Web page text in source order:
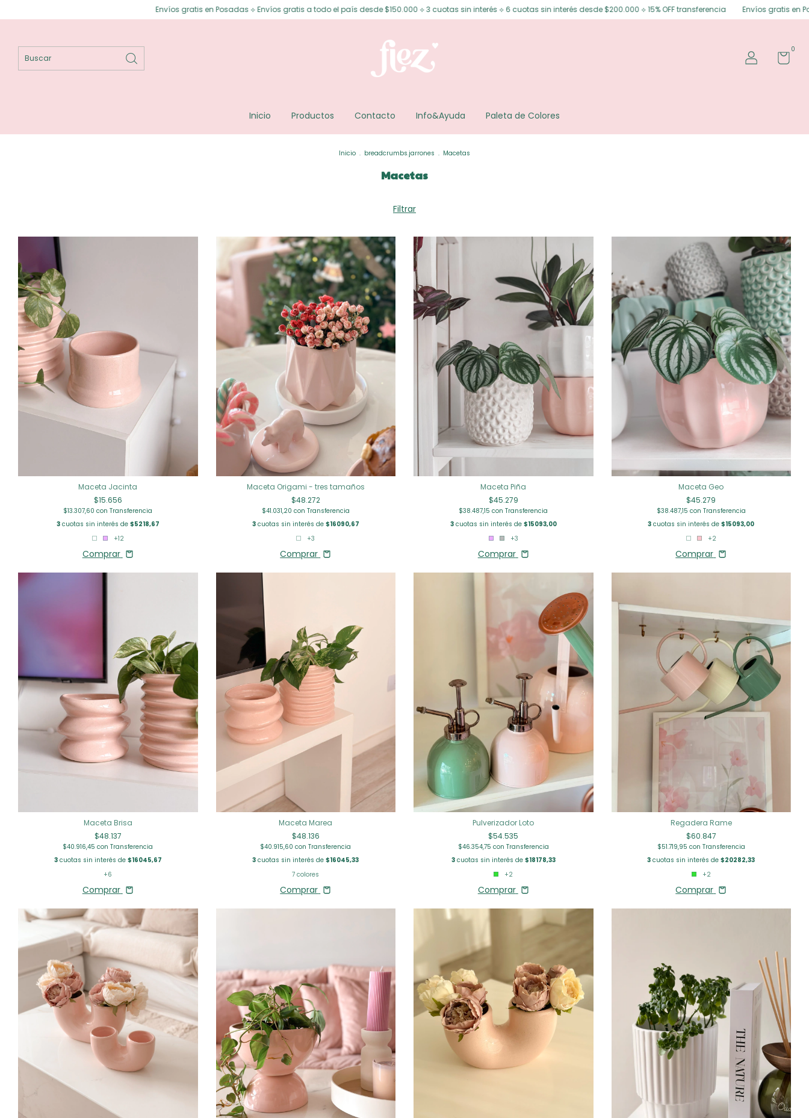
Envíos gratis en Posadas ⟡ Envíos gratis a todo el país desde $150.000 ⟡ 3 cuotas sin interés ⟡ 6 cuotas sin interés desde $200.000 ⟡ 15% OFF transferencia Envíos gratis en Posadas ⟡ Envíos gratis a
0
Inicio Productos Contacto Info&Ayuda Paleta de Colores
Inicio . breadcrumbs.jarrones . Macetas
Macetas
Filtrar
Maceta Jacinta
$15.656
$13.307,60con Transferencia
3cuotas sin interés de $5218,67
+12
Comprar
Maceta Origami - tres tamaños
$48.272
$41.031,20 con Transferencia
3cuotas sin interés de $16090,67
+3
Comprar
Maceta Piña
$45.279
$38.487,15con Transferencia
3cuotas sin interés de $15093,00
+3
Comprar
Maceta Geo
$45.279
$38.487,15 con Transferencia
3 cuotas sin interés de$15093,00
+2
Comprar
Maceta Brisa
$48.137
$40.916,45con Transferencia
3cuotas sin interés de $16045,67
+6
Comprar
Maceta Marea
$48.136
$40.915,60con Transferencia
3 cuotas sin interés de$16045,33
7 colores
Comprar
Pulverizador Loto
$54.535
$46.354,75 con Transferencia
3cuotas sin interés de $18178,33
+2
Comprar
Regadera Rame
$60.847
$51.719,95 con Transferencia
3 cuotas sin interés de$20282,33
+2
Comprar